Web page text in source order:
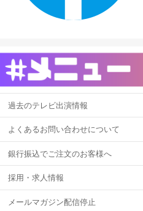
過去のテレビ出演情報
よくあるお問い合わせについて
銀行振込でご注文のお客様へ
採用・求人情報
メールマガジン配信停止